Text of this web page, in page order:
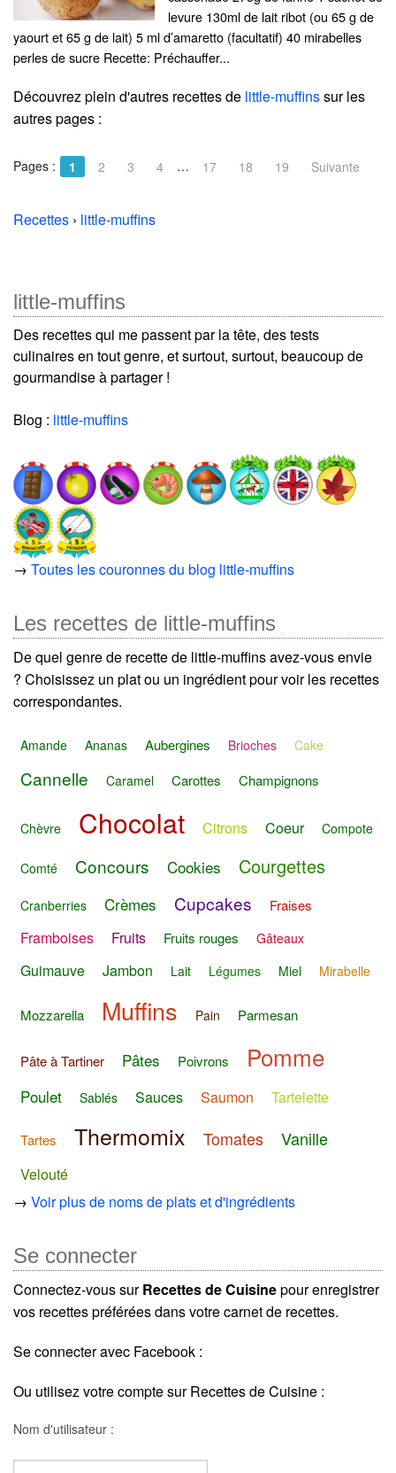
levure 130ml de lait ribot (ou 65 g de
yaourt et 65 g de lait) 5 ml d’amaretto (facultatif) 40 mirabelles
perles de sucre Recette: Préchauffer...
Découvrez plein d'autres recettes de little-muffinssur les
autres pages :
Pages : 1 2 3 4 … 17 18 19 Suivante
Recettes › little-muffins
little-muffins
Des recettes qui me passent par la tête, des tests
culinaires en tout genre, et surtout, surtout, beaucoup de
gourmandise à partager !
Blog : little-muffins
→ Toutes les couronnes du blog little-muffins
Les recettes de little-muffins
De quel genre de recette de little-muffins avez-vous envie
? Choisissez un plat ou un ingrédient pour voir les recettes
correspondantes.
Amande Ananas Aubergines Brioches Cake
Cannelle Caramel Carottes Champignons
Chèvre Chocolat Citrons Coeur Compote
Comté Concours Cookies Courgettes
Cranberries Crèmes Cupcakes Fraises
Framboises Fruits Fruits rouges Gâteaux
Guimauve Jambon Lait Légumes Miel Mirabelle
Mozzarella Muffins Pain Parmesan
Pâte à Tartiner Pâtes Poivrons Pomme
Poulet Sablés Sauces Saumon Tartelette
Tartes Thermomix Tomates Vanille
Velouté
→ Voir plus de noms de plats et d'ingrédients
Se connecter
Connectez-vous surRecettes de Cuisinepour enregistrer
vos recettes préférées dans votre carnet de recettes.
Se connecter avec Facebook :
Ou utilisez votre compte sur Recettes de Cuisine :
Nom d'utilisateur :